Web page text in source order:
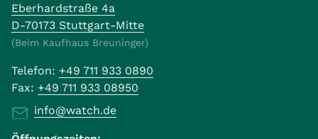
Eberhardstraße 4a
D-70173 Stuttgart-Mitte
(Beim Kaufhaus Breuninger)
Telefon: +49 711 933 0890
Fax: +49 711 933 08950
info@watch.de